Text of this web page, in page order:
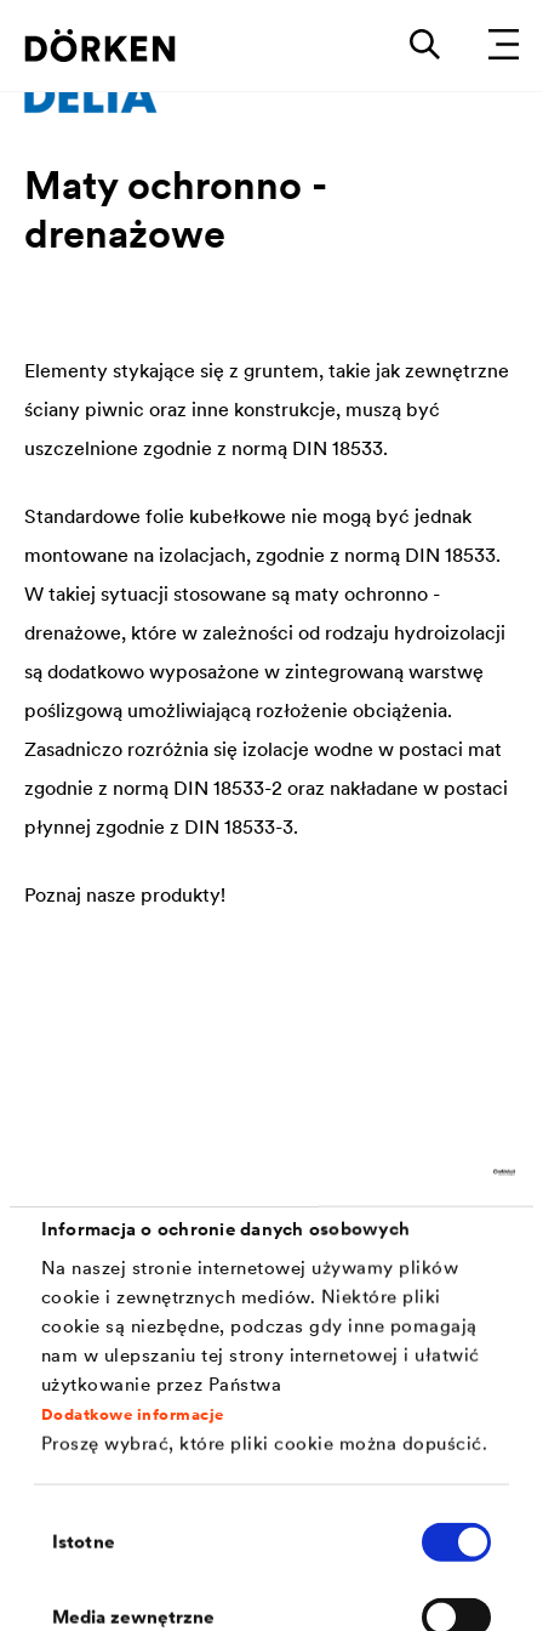
Informacja o ochronie danych osobowych
Na naszej stronie internetowej używamy plików
cookie i zewnętrznych mediów. Niektóre pliki
cookie są niezbędne, podczas gdy inne pomagają
nam w ulepszaniu tej strony internetowej i ułatwić
użytkowanie przez Państwa
Dodatkowe informacje
Proszę wybrać, które pliki cookie można dopuścić.
zgody
Istotne
Media zewnętrzne
Maty ochronno -
drenażowe
Elementy stykające się z gruntem, takie jak zewnętrzne
ściany piwnic oraz inne konstrukcje, muszą być
uszczelnione zgodnie z normą DIN 18533.
Standardowe folie kubełkowe nie mogą być jednak
montowane na izolacjach, zgodnie z normą DIN 18533.
W takiej sytuacji stosowane są maty ochronno -
drenażowe, które w zależności od rodzaju hydroizolacji
są dodatkowo wyposażone w zintegrowaną warstwę
poślizgową umożliwiającą rozłożenie obciążenia.
Zasadniczo rozróżnia się izolacje wodne w postaci mat
zgodnie z normą DIN 18533-2 oraz nakładane w postaci
płynnej zgodnie z DIN 18533-3.
Poznaj nasze produkty!
Na samoprzylepnych (stosowanych na zimno) izolacjach
bitumicznych można np. bezpośrednio układać maty
drenażowe, ponieważ folia nośna HDPE na wierzchu
warstwy bitumicznej pełni funkcję ochronną i
poślizgową.
Z drugiej strony uszczelnienia stosowane w postaci
płynnej, takie jak np. grubościenne powłoki bitumiczne
są wrażliwe na nacisk. W takiej sytuacji należy stosować
maty drenażowe z warstwą poślizgową, ochronną i
rozkładającą obciążenia, ponieważ zapobiegają one